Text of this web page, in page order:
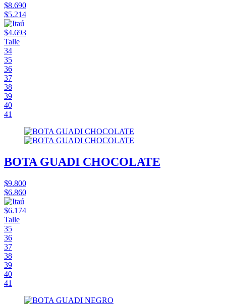
$8.690
$5.214
$4.693
Talle
34
35
36
37
38
39
40
41
BOTA GUADI CHOCOLATE
$9.800
$6.860
$6.174
Talle
35
36
37
38
39
40
41